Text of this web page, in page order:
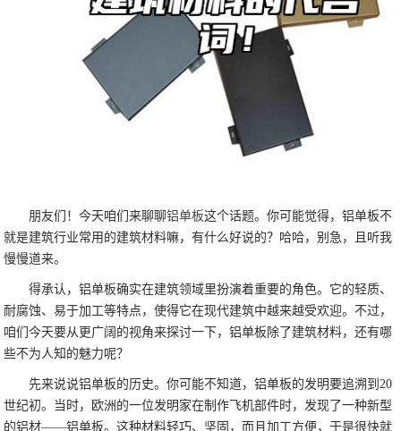
朋友们！今天咱们来聊聊铝单板这个话题。你可能觉得，铝单板不
就是建筑行业常用的建筑材料嘛，有什么好说的？哈哈，别急，且听我
慢慢道来。
得承认，铝单板确实在建筑领域里扮演着重要的角色。它的轻质、
耐腐蚀、易于加工等特点，使得它在现代建筑中越来越受欢迎。不过，
咱们今天要从更广阔的视角来探讨一下，铝单板除了建筑材料，还有哪
些不为人知的魅力呢？
先来说说铝单板的历史。你可能不知道，铝单板的发明要追溯到20
世纪初。当时，欧洲的一位发明家在制作飞机部件时，发现了一种新型
的铝材——铝单板。这种材料轻巧、坚固，而且加工方便，于是很快就